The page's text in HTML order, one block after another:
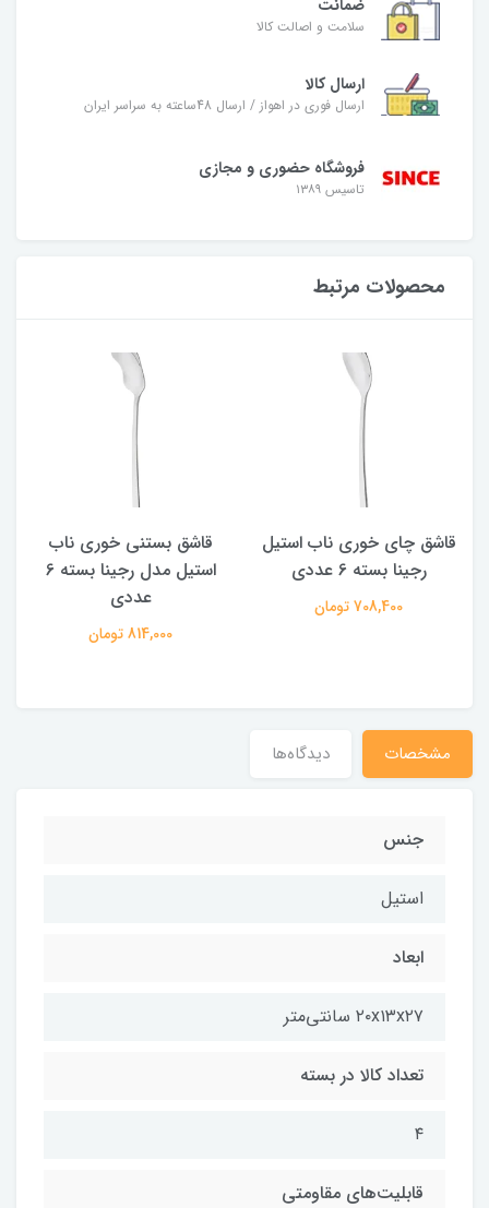
ضمانت
سلامت و اصالت کالا
ارسال کالا
ارسال فوری در اهواز / ارسال 48ساعته به سراسر ایران
فروشگاه حضوری و مجازی
تاسیس ۱۳۸۹
محصولات مرتبط
قاشق چای خوری ناب استیل
رجینا بسته 6 عددی
708,400 تومان
قاشق بستنی خوری ناب
استیل مدل رجینا بسته 6
عددی
814,000 تومان
مشخصات دیدگاه‌ها
جنس
استیل
ابعاد
۲۰x۱۳x۲۷ سانتی‌متر
تعداد کالا در بسته
۴
قابلیت‌های مقاومتی